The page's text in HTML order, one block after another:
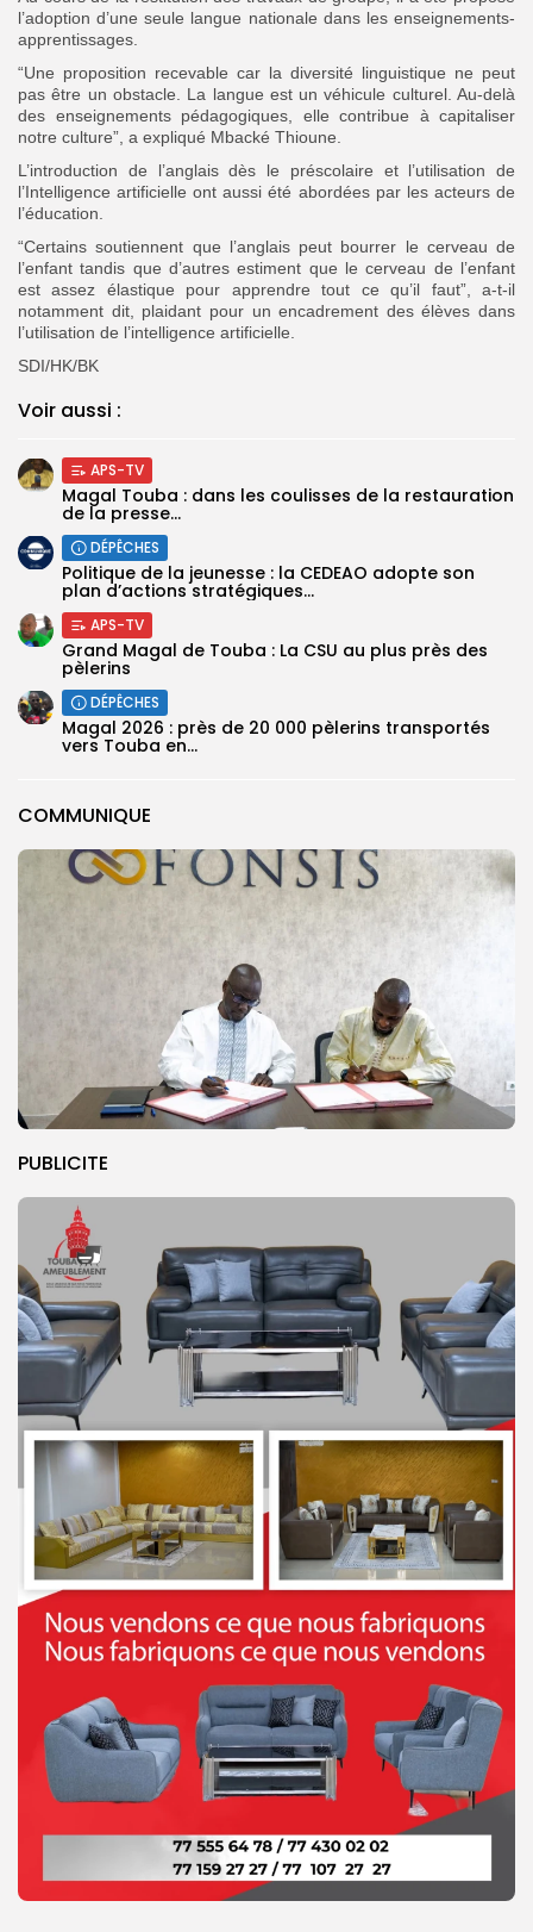
COMMUNIQUE
PUBLICITE
l’adoption d’une seule langue nationale dans les enseignements-
apprentissages.
“Une proposition recevable car la diversité linguistique ne peut
pas être un obstacle. La langue est un véhicule culturel. Au-delà
des enseignements pédagogiques, elle contribue à capitaliser
notre culture”, a expliqué Mbacké Thioune.
L’introduction de l’anglais dès le préscolaire et l’utilisation de
l’Intelligence artificielle ont aussi été abordées par les acteurs de
l’éducation.
“Certains soutiennent que l’anglais peut bourrer le cerveau de
l’enfant tandis que d’autres estiment que le cerveau de l’enfant
est assez élastique pour apprendre tout ce qu’il faut”, a-t-il
notamment dit, plaidant pour un encadrement des élèves dans
l’utilisation de l’intelligence artificielle.
SDI/HK/BK
Voir aussi :
APS-TV
Magal Touba : dans les coulisses de la restauration
de la presse...
DÉPÊCHES
Politique de la jeunesse : la CEDEAO adopte son
plan d’actions stratégiques...
APS-TV
Grand Magal de Touba : La CSU au plus près des
pèlerins
DÉPÊCHES
Magal 2026 : près de 20 000 pèlerins transportés
vers Touba en...